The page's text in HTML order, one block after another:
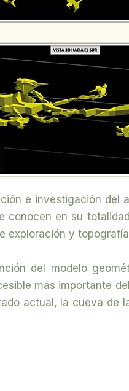
e investigación del
conocen en su
exploración y
del modelo
más importante
actual, la cueva de